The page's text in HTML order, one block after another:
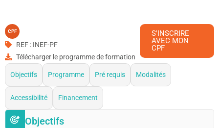
CPF
REF : INEF-PF
Télécharger le programme de formation
S'INSCRIRE
AVEC MON
CPF
Objectifs Programme Pré requis Modalités
Accessibilité Financement
Objectifs